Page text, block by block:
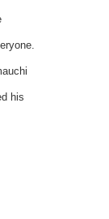
his